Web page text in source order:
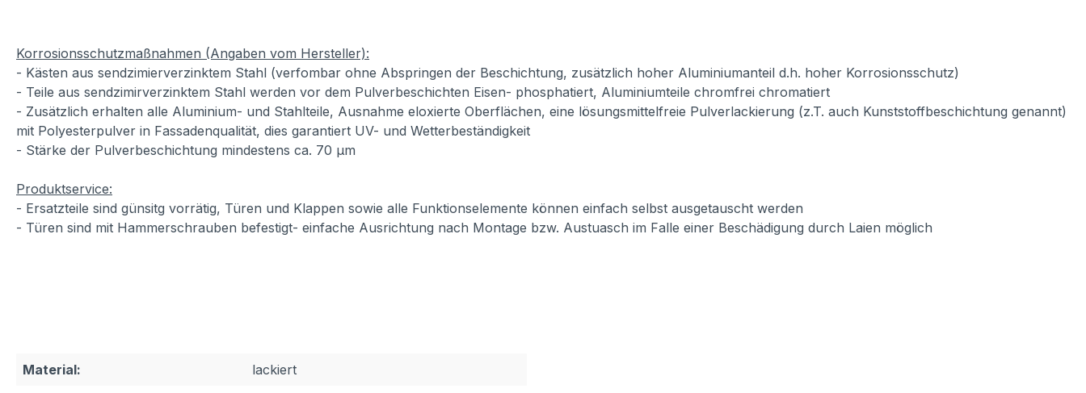
Korrosionsschutzmaßnahmen (Angaben vom Hersteller):
- Kästen aus sendzimierverzinktem Stahl (verfombar ohne Abspringen der Beschichtung, zusätzlich hoher Aluminiumanteil d.h. hoher Korrosionsschutz)
- Teile aus sendzimirverzinktem Stahl werden vor dem Pulverbeschichten Eisen- phosphatiert, Aluminiumteile chromfrei chromatiert
- Zusätzlich erhalten alle Aluminium- und Stahlteile, Ausnahme eloxierte Oberflächen, eine lösungsmittelfreie Pulverlackierung (z.T. auch Kunststoffbeschichtung genannt)
mit Polyesterpulver in Fassadenqualität, dies garantiert UV- und Wetterbeständigkeit
- Stärke der Pulverbeschichtung mindestens ca. 70 µm
Produktservice:
- Ersatzteile sind günsitg vorrätig, Türen und Klappen sowie alle Funktionselemente können einfach selbst ausgetauscht werden
- Türen sind mit Hammerschrauben befestigt- einfache Ausrichtung nach Montage bzw. Austuasch im Falle einer Beschädigung durch Laien möglich
Material:
lackiert